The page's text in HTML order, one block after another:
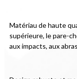
Matériau de haute
supérieure, le pare-
aux impacts, aux